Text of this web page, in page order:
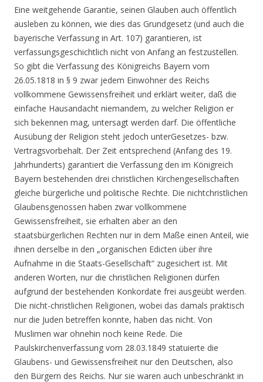
Eine weitgehende Garantie, seinen Glauben auch öffentlich
ausleben zu können, wie dies das Grundgesetz (und auch die
bayerische Verfassung in Art. 107) garantieren, ist
verfassungsgeschichtlich nicht von Anfang an festzustellen.
So gibt die Verfassung des Königreichs Bayern vom
26.05.1818 in § 9 zwar jedem Einwohner des Reichs
vollkommene Gewissensfreiheit und erklärt weiter, daß die
einfache Hausandacht niemandem, zu welcher Religion er
sich bekennen mag, untersagt werden darf. Die öffentliche
Ausübung der Religion steht jedoch unterGesetzes- bzw.
Vertragsvorbehalt. Der Zeit entsprechend (Anfang des 19.
Jahrhunderts) garantiert die Verfassung den im Königreich
Bayern bestehenden drei christlichen Kirchengesellschaften
gleiche bürgerliche und politische Rechte. Die nichtchristlichen
Glaubensgenossen haben zwar vollkommene
Gewissensfreiheit, sie erhalten aber an den
staatsbürgerlichen Rechten nur in dem Maße einen Anteil, wie
ihnen derselbe in den „organischen Edicten über ihre
Aufnahme in die Staats-Gesellschaft“ zugesichert ist. Mit
anderen Worten, nur die christlichen Religionen dürfen
aufgrund der bestehenden Konkordate frei ausgeübt werden.
Die nicht-christlichen Religionen, wobei das damals praktisch
nur die Juden betreffen konnte, haben das nicht. Von
Muslimen war ohnehin noch keine Rede. Die
Paulskirchenverfassung vom 28.03.1849 statuierte die
Glaubens- und Gewissensfreiheit nur den Deutschen, also
den Bürgern des Reichs. Nur sie waren auch unbeschränkt in